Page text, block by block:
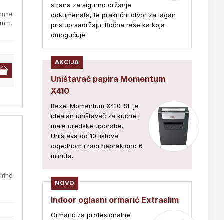
strana za sigurno držanje
dokumenata, te prakrični otvor za lagan
pristup sadržaju. Bočna rešetka koja
omogućuje
AKCIJA
Uništavač papira Momentum
X410
Rexel Momentum X410-SL je
idealan uništavač za kućne i
male uredske uporabe.
Uništava do 10 listova
odjednom i radi neprekidno 6
minuta.
NOVO
Indoor oglasni ormarić Extraslim
Ormarić za profesionalne